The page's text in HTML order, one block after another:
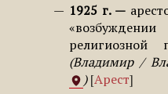
1925 г.
религиозной
Владимир /
Арест